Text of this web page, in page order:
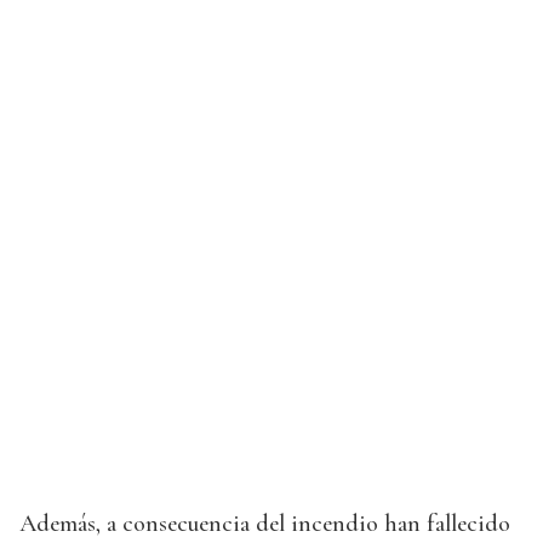
Además, a consecuencia del incendio han fallecido